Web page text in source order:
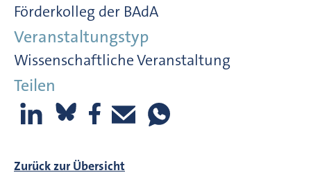
Förderkolleg der BAdA
Veranstaltungstyp
Wissenschaftliche Veranstaltung
Teilen
Zurück zur Übersicht